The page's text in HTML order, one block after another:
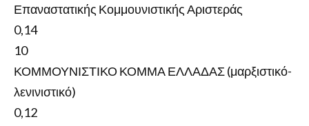
Επαναστατικής Κομμουνιστικής Αριστεράς
0,14
10
ΚΟΜΜΟΥΝΙΣΤΙΚΟ ΚΟΜΜΑ ΕΛΛΑΔΑΣ (μαρξιστικό-
λενινιστικό)
0,12